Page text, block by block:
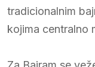
tradicionalnim
kojima centralno